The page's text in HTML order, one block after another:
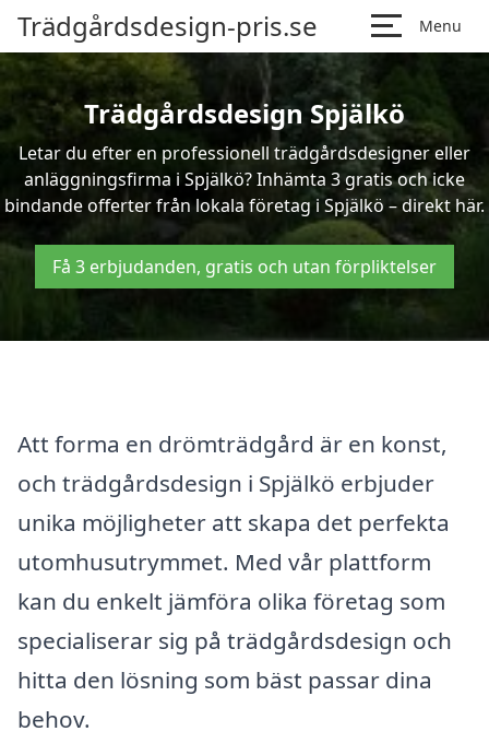
Trädgårdsdesign-pris.se Menu
Trädgårdsdesign Spjälkö
Letar du efter en professionell trädgårdsdesigner eller
anläggningsfirma i Spjälkö? Inhämta 3 gratis och icke
bindande offerter från lokala företag i Spjälkö – direkt här.
Få 3 erbjudanden, gratis och utan förpliktelser
Att forma en drömträdgård är en konst,
och trädgårdsdesign i Spjälkö erbjuder
unika möjligheter att skapa det perfekta
utomhusutrymmet. Med vår plattform
kan du enkelt jämföra olika företag som
specialiserar sig på trädgårdsdesign och
hitta den lösning som bäst passar dina
behov.